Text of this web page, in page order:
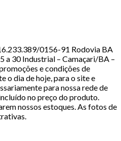
0156-91 Rodovia BA
a 30 Industrial – Camaçari/BA –
e condições de
o dia de hoje, para o site e
para nossa rede de
no preço do produto.
nossos estoques. As fotos de